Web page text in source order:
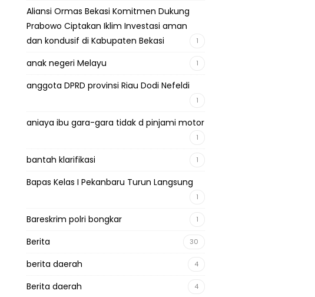
Aliansi Ormas Bekasi Komitmen Dukung
Prabowo Ciptakan Iklim Investasi aman
dan kondusif di Kabupaten Bekasi
1
anak negeri Melayu 1
anggota DPRD provinsi Riau Dodi Nefeldi
1
aniaya ibu gara-gara tidak d pinjami motor
1
bantah klarifikasi 1
Bapas Kelas I Pekanbaru Turun Langsung
1
Bareskrim polri bongkar 1
Berita 30
berita daerah 4
Berita daerah 4